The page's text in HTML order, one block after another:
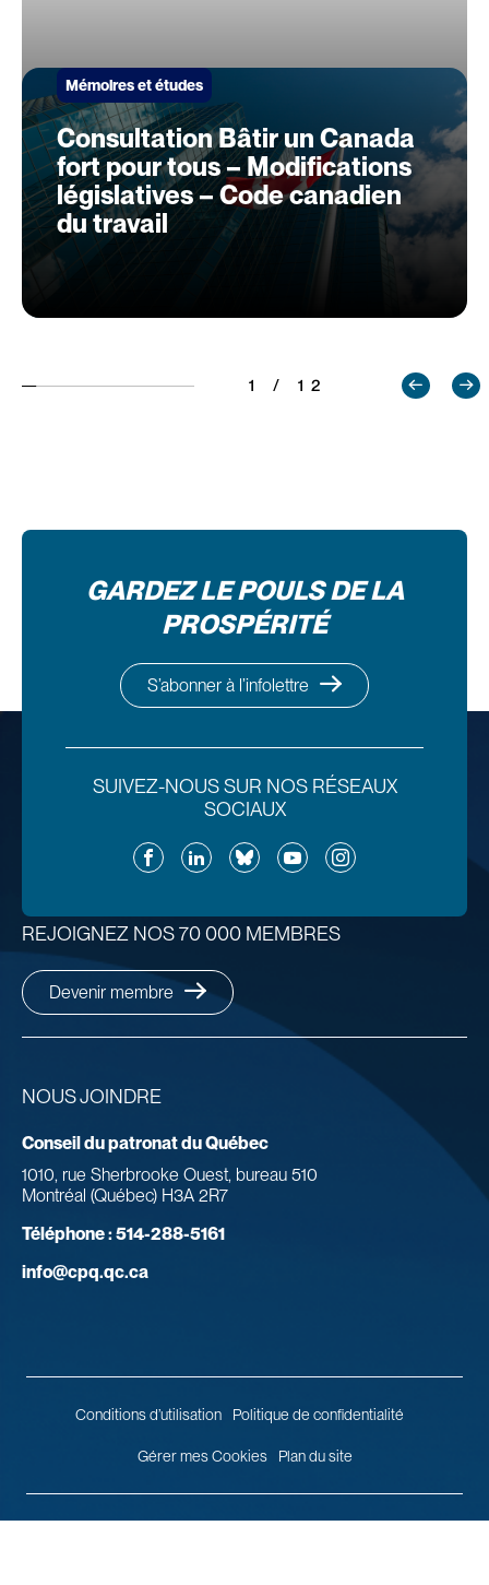
Mémoires et études
Consultation Bâtir un Canada
fort pour tous – Modifications
législatives – Code canadien
du travail
1 / 12
GARDEZ LE POULS DE LA
PROSPÉRITÉ
S’abonner à l’infolettre
SUIVEZ-NOUS SUR NOS RÉSEAUX
SOCIAUX
FacebookLinkedInBlueskyYouTubeInstagram
NOUS JOINDRE
Conseil du patronat du Québec
1010, rue Sherbrooke Ouest, bureau 510
Montréal (Québec) H3A 2R7
Téléphone :514-288-5161
info@cpq.qc.ca
REJOIGNEZ NOS 70 000 MEMBRES
Devenir membre
Conditions d’utilisation Politique de confidentialité
Gérer mes Cookies Plan du site